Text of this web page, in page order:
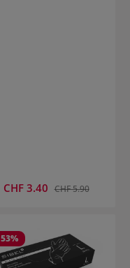
Verkaufspreis:
CHF 3.40 Regulärer Preis:
CHF 5.90
53%